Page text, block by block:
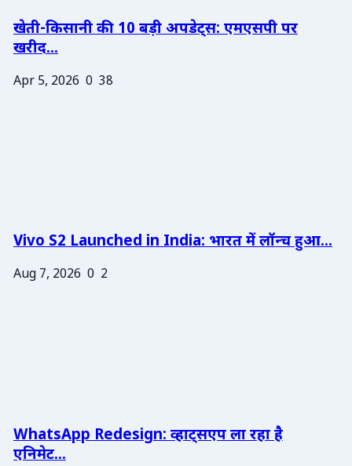
खेती-किसानी की 10 बड़ी अपडेट्स: एमएसपी पर
खरीद...
Apr 5, 2026 0 38
Vivo S2 Launched in India: भारत में लॉन्च हुआ...
Aug 7, 2026 0 2
WhatsApp Redesign: व्हाट्सएप ला रहा है
एनिमेट...